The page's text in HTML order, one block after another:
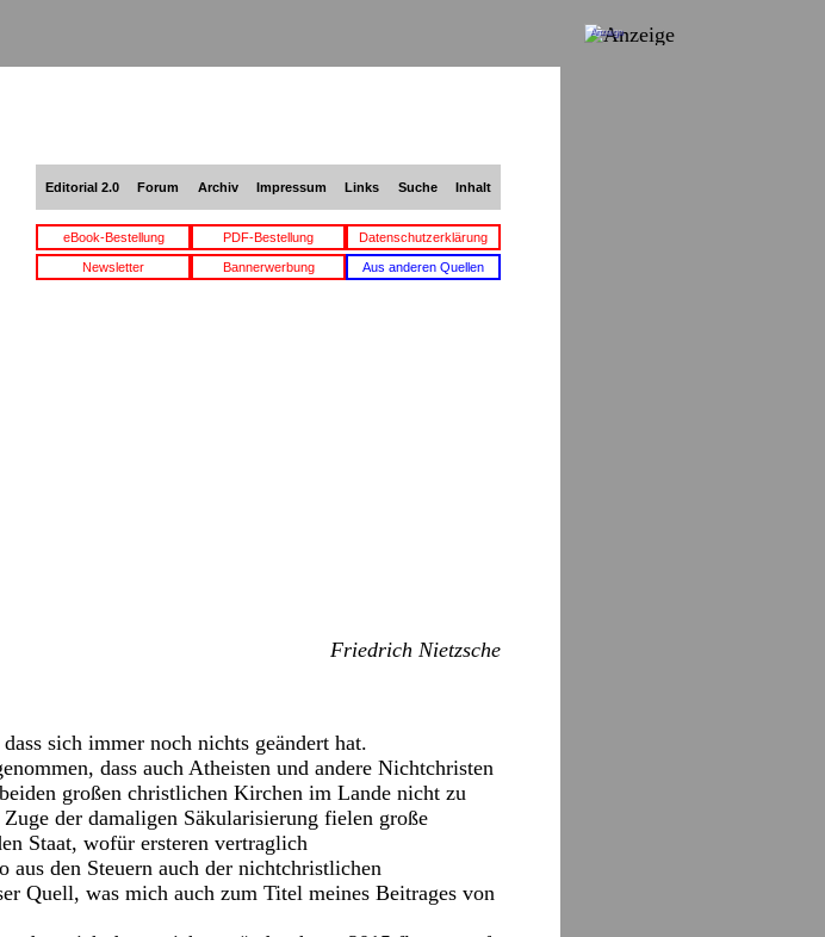
Editorial 2.0 Forum Archiv Impressum Links Suche Inhalt
eBook-Bestellung PDF-Bestellung Datenschutzerklärung
Newsletter Bannerwerbung Aus anderen Quellen
Friedrich Nietzsche
sich immer noch nichts geändert hat.
dass auch Atheisten und andere Nichtchristen
großen christlichen Kirchen im Lande nicht zu
der damaligen Säkularisierung fielen große
Staat, wofür ersteren vertraglich
aus den Steuern auch der nichtchristlichen
Quell, was mich auch zum Titel meines Beitrages von
Anzeige